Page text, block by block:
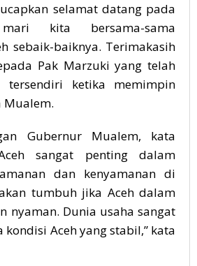
selamat datang pada
kita bersama-sama
sebaik-baiknya. Terimakasih
Pak Marzuki yang telah
tersendiri ketika memimpin
Mualem.
Gubernur Mualem, kata
sangat penting dalam
dan kenyamanan di
tumbuh jika Aceh dalam
nyaman. Dunia usaha sangat
Aceh yang stabil,” kata